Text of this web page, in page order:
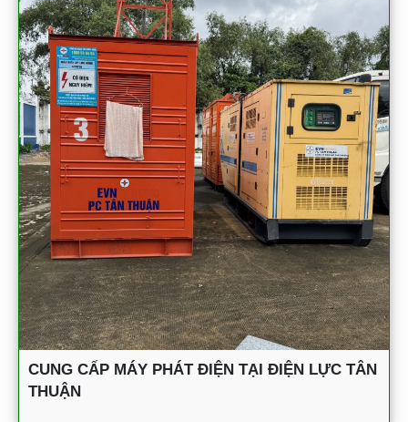
CUNG CẤP MÁY PHÁT ĐIỆN TẠI ĐIỆN LỰC TÂN
THUẬN